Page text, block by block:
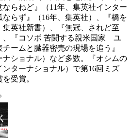
らねど』（11年、集英社インター
らず』（16年、集英社）、『橋を
英社新書）、『無冠、されど至
、『コソボ 苦闘する親米国家 ユ
ームと臓器密売の現場を追う』
ナショナル）など多数。『オシムの
ターナショナル）で第16回ミズ
受賞。